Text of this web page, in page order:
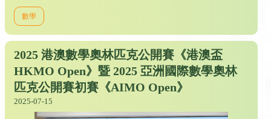
數學
2025 港澳數學奧林匹克公開賽《港澳盃
HKMO Open》暨 2025 亞洲國際數學奧林
匹克公開賽初賽《AIMO Open》
2025-07-15